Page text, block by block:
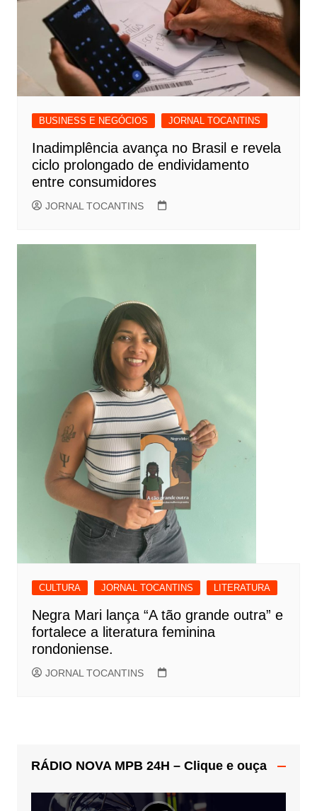
BUSINESS E NEGÓCIOS JORNAL TOCANTINS
Inadimplência avança no Brasil e revela
ciclo prolongado de endividamento
entre consumidores
JORNAL TOCANTINS
CULTURA JORNAL TOCANTINS LITERATURA
Negra Mari lança “A tão grande outra” e
fortalece a literatura feminina
rondoniense.
JORNAL TOCANTINS
RÁDIO NOVA MPB 24H – Clique e ouça